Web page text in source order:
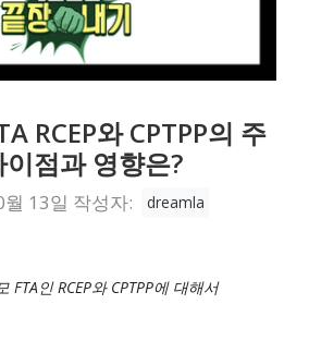
RCEP와 CPTPP의 주
이점과 영향은?
13일 작성자: dreamla
FTA인 RCEP와 CPTPP에 대해서